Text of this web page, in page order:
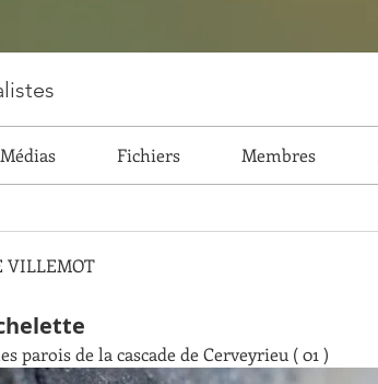
Médias Fichiers Membres
VILLEMOT
parois de la cascade de Cerveyrieu ( 01 )